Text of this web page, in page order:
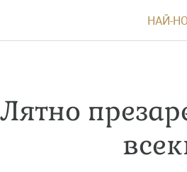
НАЙ-
Лятно